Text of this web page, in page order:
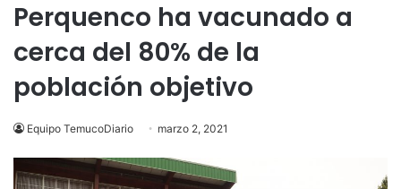
Perquenco ha vacunado a
cerca del 80% de la
población objetivo
Equipo TemucoDiario marzo 2, 2021